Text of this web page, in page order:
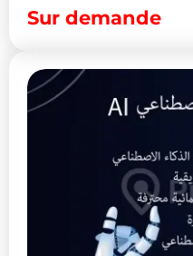
Sur demande